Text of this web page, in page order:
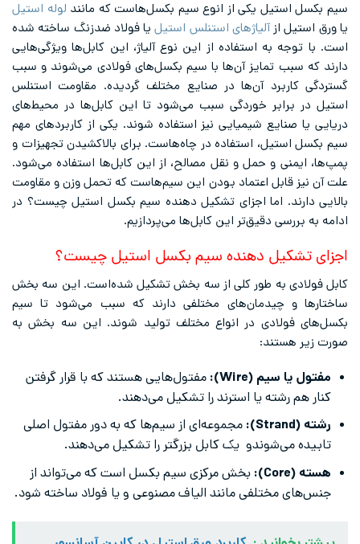
سیم بکسل استیل یکی از انوع سیم بکسل‌هاست که مانند لوله استیل
یا ورق استیل ازآلیاژهای استنلس استیلیا فولاد ضدزنگ ساخته شده‌
است. با توجه به استفاده از این نوع آلیاژ، این کابل‌ها ویژگی‌هایی
دارند که سبب تمایز آن‌ها با سیم بکسل‌های فولادی می‌شوند و سبب
گستردگی کاربرد آن‌ها در صنایع مختلف گردیده. مقاومت استنلس
استیل در برابر خوردگی سبب می‌شود تا این کابل‌ها در محیط‌های
دریایی یا صنایع شیمیایی نیز استفاده شوند. یکی از کاربردهای مهم
سیم بکسل استیل، استفاده در چاه‌هاست. برای بالاکشیدن تجهیزات و
پمپ‌ها، ایمنی و حمل و نقل مصالح، از این کابل‌ها استفاده می‌شود.
علت آن نیز قابل اعتماد بودن این سیم‌هاست که تحمل وزن و مقاومت
بالایی دارند. اما اجزای تشکیل دهنده سیم بکسل استیل چیست؟ در
ادامه به بررسی دقیق‌تر این کابل‌ها می‌پردازیم.
اجزای تشکیل دهنده سیم بکسل استیل چیست؟
کابل فولادی به طور کلی از سه بخش تشکیل شده‌است. این سه بخش
ساختارها و چیدمان‌های مختلفی دارند که سبب می‌شود تا سیم
بکسل‌های فولادی در انواع مختلف تولید شوند. این سه بخش به
صورت زیر هستند:
مفتول یا سیم (Wire):
مفتول‌هایی هستند که با قرار گرفتن
کنار هم رشته یا استرند را تشکیل می‌دهند.
رشته (Strand):
مجموعه‌ای از سیم‌ها که به دور مفتول اصلی
تابیده می‌شوندو یک کابل بزرگتر را تشکیل می‌دهند.
هسته (Core):
بخش مرکزی سیم بکسل است که می‌تواند از
جنس‌های مختلفی مانند الیاف مصنوعی و یا فولاد ساخته شود.